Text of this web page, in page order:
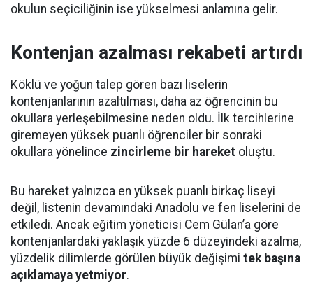
okulun seçiciliğinin ise yükselmesi anlamına gelir.
Kontenjan azalması rekabeti artırdı
Köklü ve yoğun talep gören bazı liselerin
kontenjanlarının azaltılması, daha az öğrencinin bu
okullara yerleşebilmesine neden oldu. İlk tercihlerine
giremeyen yüksek puanlı öğrenciler bir sonraki
okullara yönelince zincirleme bir hareket oluştu.
Bu hareket yalnızca en yüksek puanlı birkaç liseyi
değil, listenin devamındaki Anadolu ve fen liselerini de
etkiledi. Ancak eğitim yöneticisi Cem Gülan’a göre
kontenjanlardaki yaklaşık yüzde 6 düzeyindeki azalma,
yüzdelik dilimlerde görülen büyük değişimi tek başına
açıklamaya yetmiyor.